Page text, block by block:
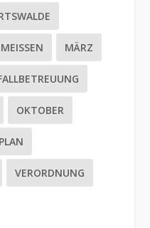
MEISSEN MÄRZ
OKTOBER
VERORDNUNG